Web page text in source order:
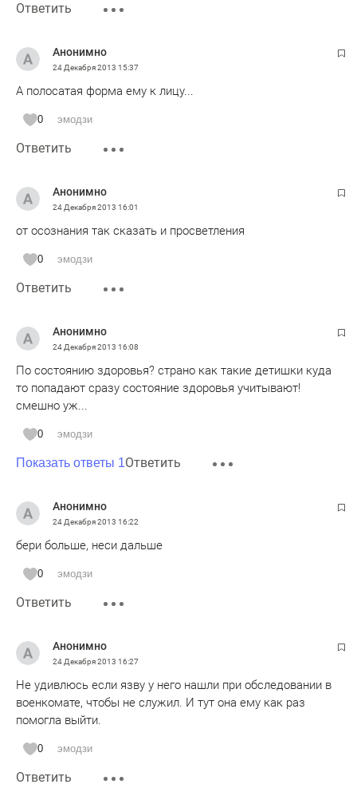
Ответить
Анонимно
24 Декабря 2013 15:37
А полосатая форма ему к лицу...
0 эмодзи
Ответить
Анонимно
24 Декабря 2013 16:01
от осознания так сказать и просветления
0 эмодзи
Ответить
Анонимно
24 Декабря 2013 16:08
По состоянию здоровья? страно как такие детишки куда
то попадают сразу состояние здоровья учитывают!
смешно уж...
0 эмодзи
Показать ответы 1Ответить
Анонимно
24 Декабря 2013 16:22
бери больше, неси дальше
0 эмодзи
Ответить
Анонимно
24 Декабря 2013 16:27
Не удивлюсь если язву у него нашли при обследовании в
военкомате, чтобы не служил. И тут она ему как раз
помогла выйти.
0 эмодзи
Ответить